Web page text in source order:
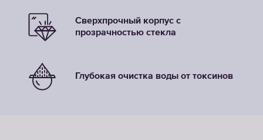
Сверхпрочный корпус с
прозрачностью стекла
Глубокая очистка воды от токсинов